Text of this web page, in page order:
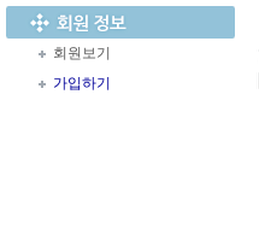
회원보기
가입하기